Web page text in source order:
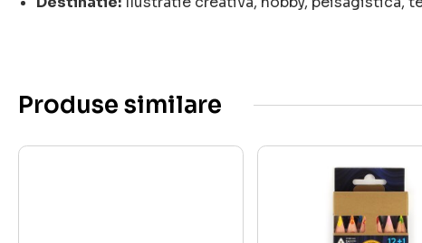
Produse similare